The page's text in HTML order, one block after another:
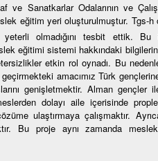
ve Sanatkarlar Odalarının ve
eğitim yeri oluşturulmuştur.
yeterli olmadığını tesbit ettik.
eğitimi sistemi hakkındaki
etkin rol oynadı. Bu
amacımız Türk
genişletmektir. Alman gençler
dolayı aile içerisinde
ulaştırmaya çalışmaktır.
Bu proje aynı zamanda